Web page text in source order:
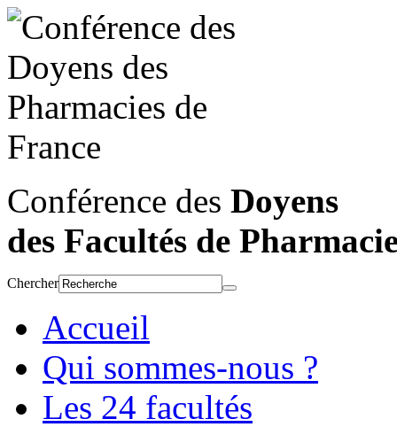
Conférence des Doyens
des Facultés de
Chercher
Accueil
Qui sommes-nous ?
Les 24 facultés